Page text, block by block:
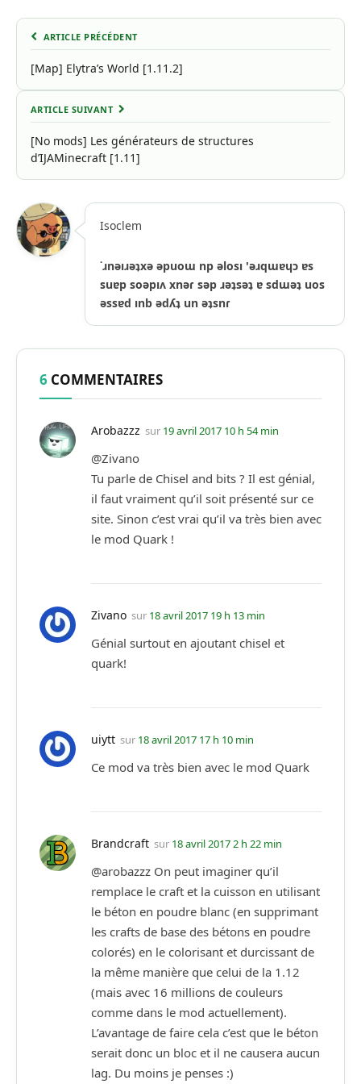
ARTICLE PRÉCÉDENT
[Map] Elytra’s World [1.11.2]
ARTICLE SUIVANT
[No mods] Les générateurs de structures
d’IJAMinecraft [1.11]
Isoclem
˙ɹnǝıɹǝʇxǝ ǝpuoɯ np ǝlosı 'ǝɹqɯɐɥɔ ɐs
suɐp soǝpıʌ xnǝɾ sǝp ɹǝʇsǝʇ ɐ sdɯǝʇ uos
ǝssɐd ınb ǝdʎʇ un ǝʇsnɾ
6 COMMENTAIRES
Arobazzz sur 19 avril 2017 10 h 54 min
@Zivano
Tu parle de Chisel and bits ? Il est génial,
il faut vraiment qu’il soit présenté sur ce
site. Sinon c’est vrai qu’il va très bien avec
le mod Quark !
Zivano sur 18 avril 2017 19 h 13 min
Génial surtout en ajoutant chisel et
quark!
uiytt sur 18 avril 2017 17 h 10 min
Ce mod va très bien avec le mod Quark
Brandcraft sur 18 avril 2017 2 h 22 min
@arobazzz On peut imaginer qu’il
remplace le craft et la cuisson en utilisant
le béton en poudre blanc (en supprimant
les crafts de base des bétons en poudre
colorés) en le colorisant et durcissant de
la même manière que celui de la 1.12
(mais avec 16 millions de couleurs
comme dans le mod actuellement).
L’avantage de faire cela c’est que le béton
serait donc un bloc et il ne causera aucun
lag. Du moins je penses :)